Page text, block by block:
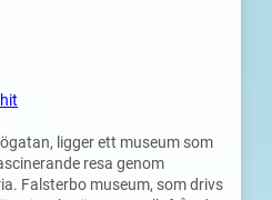
ligger ett museum som
resa genom
Falsterbo museum, som drivs